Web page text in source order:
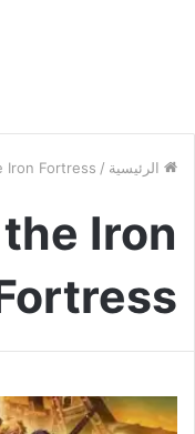
الرئيسية /
Iron Fortress
Iron